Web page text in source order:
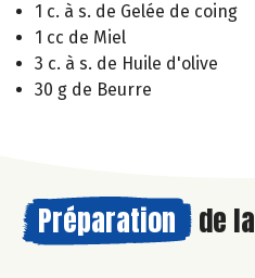
1 c. à s. de Gelée de coing
1 cc de Miel
3 c. à s. de Huile d'olive
30 g de Beurre
Préparation de la